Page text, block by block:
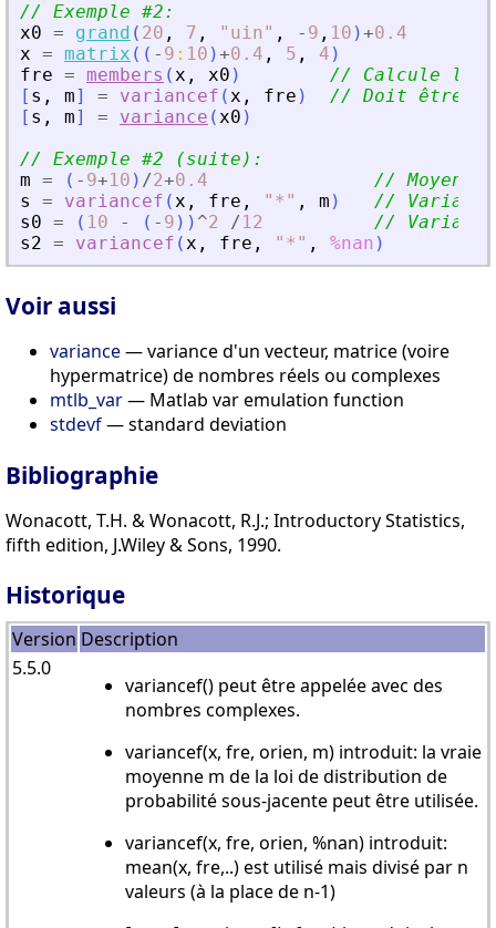
// Exemple #2:
x0 = grand ( 20 , 7 , " uin" , - 9 , 10 )+0.4
x = matrix ( ( - 9 : 10 )+0.4 , 5 , 4 )
fre = members (x , x0 )
// Calcule les
[ s , m] = variancef (x , fre )
// Doit être
[ s , m] = variance (x0 )
// Exemple #2 (suite):
m = ( - 9+10 ) /2+0.4
//
s
= variancef (x , fre , " * " , m )
//
s0 = ( 10 - ( - 9 ) ) ^2 /12
// Variance
s2 = variancef (x , fre , " * " , %nan )
Voir aussi
variance— variance d'un vecteur, matrice (voire
hypermatrice) de nombres réels ou complexes
mtlb_var— Matlab var emulation function
stdevf— standard deviation
Bibliographie
Wonacott, T.H. & Wonacott, R.J.; Introductory Statistics,
fifth edition, J.Wiley & Sons, 1990.
Historique
Version Description
5.5.0
variancef() peut être appelée avec des
nombres complexes.
variancef(x, fre, orien, m) introduit: la vraie
moyenne m de la loi de distribution de
probabilité sous-jacente peut être utilisée.
variancef(x, fre, orien, %nan) introduit:
mean(x, fre,..) est utilisé mais divisé par n
valeurs (à la place de n-1)